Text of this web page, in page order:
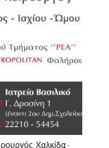
Χαλκίδα -